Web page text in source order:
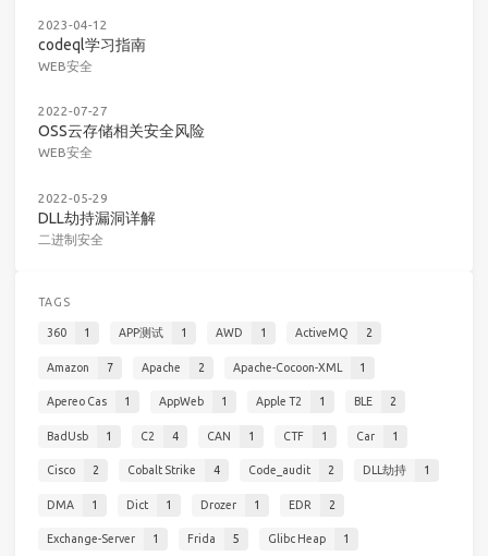
2023-04-12
codeql学习指南
WEB安全
2022-07-27
OSS云存储相关安全风险
WEB安全
2022-05-29
DLL劫持漏洞详解
二进制安全
TAGS
360 1 APP测试 1 AWD 1 ActiveMQ 2
Amazon 7 Apache 2 Apache-Cocoon-XML 1
Apereo Cas 1 AppWeb 1 Apple T2 1 BLE 2
BadUsb 1 C2 4 CAN 1 CTF 1 Car 1
Cisco 2 Cobalt Strike 4 Code_audit 2 DLL劫持 1
DMA 1 Dict 1 Drozer 1 EDR 2
Exchange-Server 1 Frida 5 Glibc Heap 1